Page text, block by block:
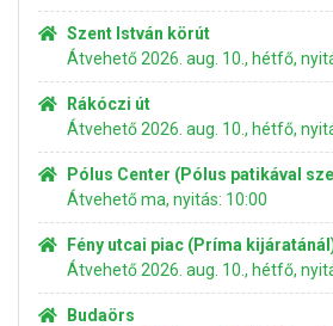
Szent István körút
Átvehető 2026. aug. 10., hétfő,
Rákóczi út
Átvehető 2026. aug. 10., hétfő,
Pólus Center (Pólus patikával
Átvehető ma, nyitás: 10:00
Fény utcai piac (Príma
Átvehető 2026. aug. 10., hétfő,
Budaörs